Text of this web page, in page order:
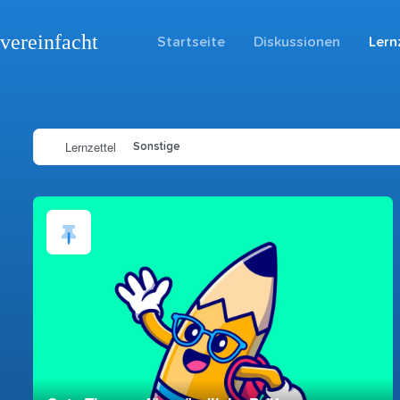
vereinfacht Startseite Diskussionen
Lernzettel Sonstige